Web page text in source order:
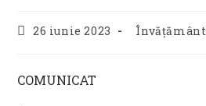
Post26 iunie 2023
Post
Învățământ
COMUNICAT